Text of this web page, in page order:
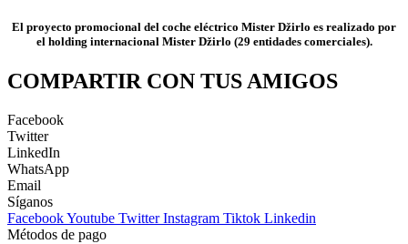
El proyecto promocional del coche eléctrico Mister Džirlo es realizado por
el holding internacional Mister Džirlo (29 entidades comerciales).
COMPARTIR CON TUS AMIGOS
Facebook
Twitter
LinkedIn
WhatsApp
Email
Síganos
FacebookYoutube Twitter Instagram Tiktok Linkedin
Métodos de pago